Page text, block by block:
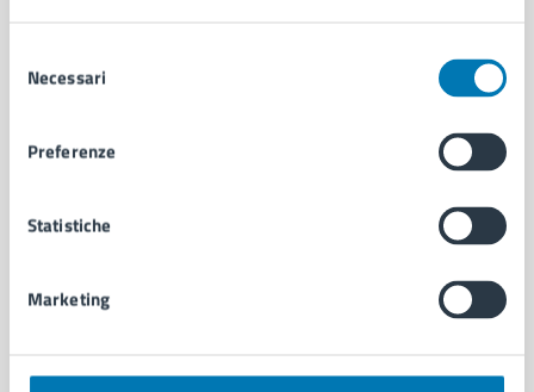
delNecessari
Preferenze
Statistiche
Marketing
Uffici
Personale amministrativo
Intranet, posta aziendale e protocollo
CATEGORIE DI SERVIZIO